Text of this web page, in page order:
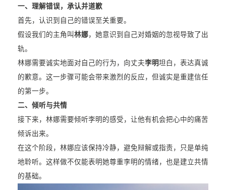
一、理解错误，承认并道歉
首先，认识到自己的错误至关重要。
假设我们的主角叫 林娜，她意识到自己对婚姻的忽视导致了出
轨。
林娜需要诚实地面对自己的行为，向丈夫李明坦白，表达真诚
的歉意。这一步骤可能会带来激烈的反应，但诚实是重建信任
的第一步。
二、倾听与共情
接下来，林娜需要倾听李明的感受，让他有机会把心中的痛苦
倾诉出来。
在这个阶段，林娜应该保持冷静，避免辩解或指责，只是单纯
地聆听。这样做不仅能表明她尊重李明的情绪，也是建立共情
的基础。